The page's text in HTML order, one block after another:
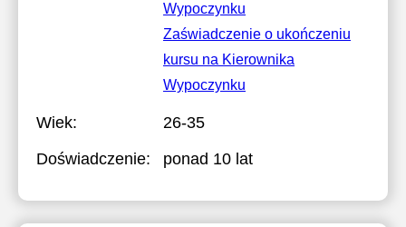
Wypoczynku
Zaświadczenie o ukończeniu
kursu na Kierownika
Wypoczynku
Wiek:
26-35
Doświadczenie:
ponad 10 lat